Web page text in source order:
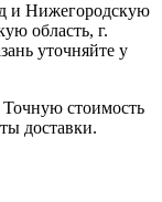
и Нижегородскую
область, г.
уточняйте у
Точную стоимость
доставки.